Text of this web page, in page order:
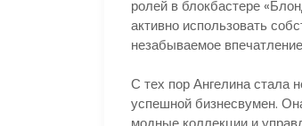
ролей в блокбастере
активно использовать
незабываемое
С тех пор Ангелина стала
успешной бизнесвумен.